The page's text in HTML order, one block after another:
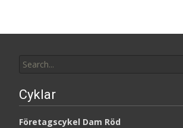
for:
Cyklar
Företagscykel Dam Röd